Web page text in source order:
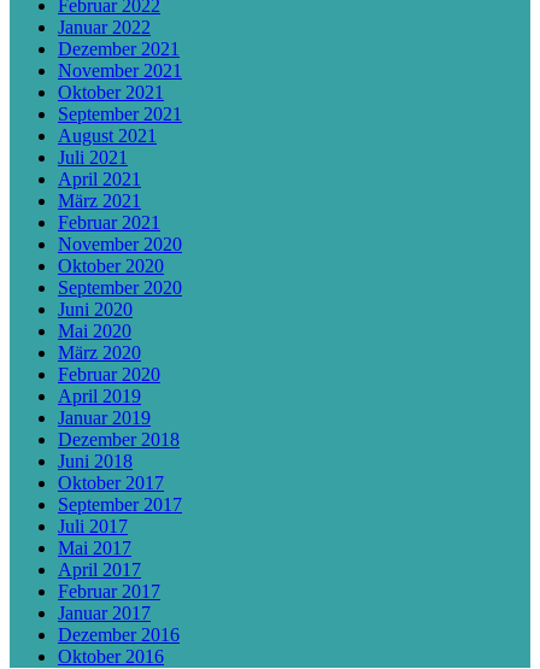
Februar 2022
Januar 2022
Dezember 2021
November 2021
Oktober 2021
September 2021
August 2021
Juli 2021
April 2021
März 2021
Februar 2021
November 2020
Oktober 2020
September 2020
Juni 2020
Mai 2020
März 2020
Februar 2020
April 2019
Januar 2019
Dezember 2018
Juni 2018
Oktober 2017
September 2017
Juli 2017
Mai 2017
April 2017
Februar 2017
Januar 2017
Dezember 2016
Oktober 2016